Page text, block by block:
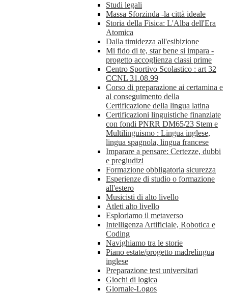
Studi legali
Massa Sforzinda -la città ideale
Storia della Fisica: L'Alba dell'Era
Atomica
Dalla timidezza all'esibizione
Mi fido di te, star bene si impara -
progetto accoglienza classi prime
Centro Sportivo Scolastico : art 32
CCNL 31.08.99
Corso di preparazione ai certamina e
al conseguimento della
Certificazione della lingua latina
Certificazioni linguistiche finanziate
con fondi PNRR DM65/23 Stem e
Multilinguismo : Lingua inglese,
lingua spagnola, lingua francese
Imparare a pensare: Certezze, dubbi
e pregiudizi
Formazione obbligatoria sicurezza
Esperienze di studio o formazione
all'estero
Musicisti di alto livello
Atleti alto livello
Esploriamo il metaverso
Intelligenza Artificiale, Robotica e
Coding
Navighiamo tra le storie
Piano estate/progetto madrelingua
inglese
Preparazione test universitari
Giochi di logica
Giornale-Logos